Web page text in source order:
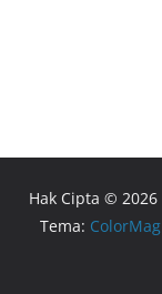
Hak Cipta © 2026
Tema: ColorMag